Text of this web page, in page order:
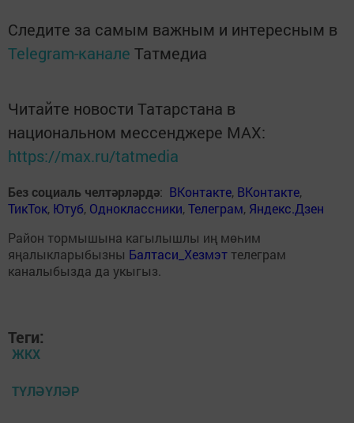
Следите за самым важным и интересным в
Telegram-канале Татмедиа
Читайте новости Татарстана в
национальном мессенджере MАХ:
https://max.ru/tatmedia
Без социаль челтәрләрдә: ВКонтакте, ВКонтакте,
ТикТок, Ютуб, Одноклассники,Телеграм, Яндекс.Дзен
Район тормышына кагылышлы иң мөһим
яңалыкларыбызны Балтаси_Хезмэт телеграм
каналыбызда да укыгыз.
Теги:
ЖКХ
ТҮЛӘҮЛӘР